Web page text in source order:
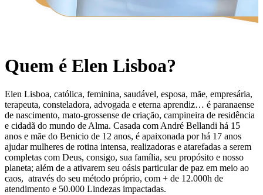
Quem é Elen Lisboa?
Elen Lisboa, católica, feminina, saudável, esposa, mãe, empresária,
terapeuta, consteladora, advogada e eterna aprendiz… é paranaense
de nascimento, mato-grossense de criação, campineira de residência
e cidadã do mundo de Alma. Casada com André Bellandi há 15
anos e mãe do Benicio de 12 anos, é apaixonada por há 17 anos
ajudar mulheres de rotina intensa, realizadoras e atarefadas a serem
completas com Deus, consigo, sua família, seu propósito e nosso
planeta; além de a ativarem seu oásis particular de paz em meio ao
caos, através do seu método próprio, com + de 12.000h de
atendimento e 50.000 Lindezas impactadas.